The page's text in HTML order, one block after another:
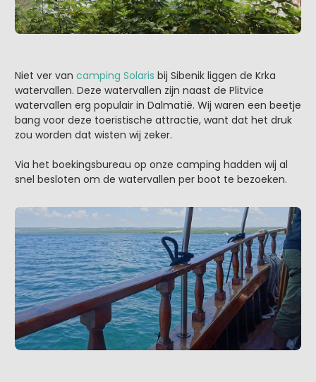
Niet ver van camping Solaris bij Sibenik liggen de Krka
watervallen. Deze watervallen zijn naast de Plitvice
watervallen erg populair in Dalmatië. Wij waren een beetje
bang voor deze toeristische attractie, want dat het druk
zou worden dat wisten wij zeker.
Via het boekingsbureau op onze camping hadden wij al
snel besloten om de watervallen per boot te bezoeken.